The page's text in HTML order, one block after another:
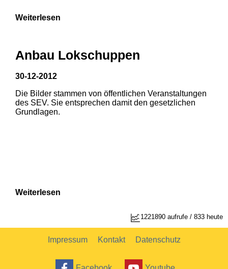
1 2
Weiterlesen
Anbau Lokschuppen
30-12-2012
Die Bilder stammen von öffentlichen Veranstaltungen
des SEV. Sie entsprechen damit den gesetzlichen
Grundlagen.
Weiterlesen
1221890 aufrufe / 833 heute
Impressum Kontakt Datenschutz